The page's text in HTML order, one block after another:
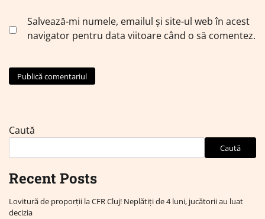
Salvează-mi numele, emailul și site-ul web în acest
navigator pentru data viitoare când o să comentez.
Caută
Caută
Recent Posts
Lovitură de proporții la CFR Cluj! Neplătiți de 4 luni, jucătorii au luat
decizia